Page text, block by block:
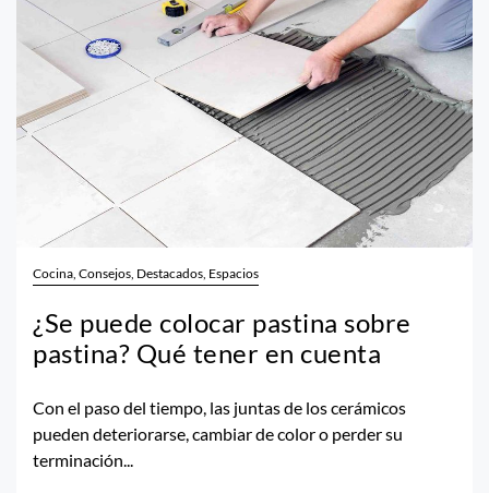
Cocina, Consejos, Destacados, Espacios
¿Se puede colocar pastina sobre
pastina? Qué tener en cuenta
Con el paso del tiempo, las juntas de los cerámicos
pueden deteriorarse, cambiar de color o perder su
terminación...